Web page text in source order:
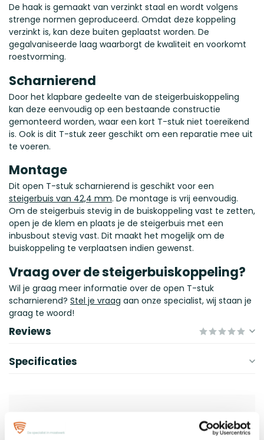
De haak is gemaakt van verzinkt staal en wordt volgens
strenge normen geproduceerd. Omdat deze koppeling
verzinkt is, kan deze buiten geplaatst worden. De
gegalvaniseerde laag waarborgt de kwaliteit en voorkomt
roestvorming.
Scharnierend
Door het klapbare gedeelte van de steigerbuiskoppeling
kan deze eenvoudig op een bestaande constructie
gemonteerd worden, waar een kort T-stuk niet toereikend
is. Ook is dit T-stuk zeer geschikt om een reparatie mee uit
te voeren.
Montage
Dit open T-stuk scharnierend is geschikt voor een
steigerbuis van 42,4 mm. De montage is vrij eenvoudig.
Om de steigerbuis stevig in de buiskoppeling vast te zetten,
open je de klem en plaats je de steigerbuis met een
inbusbout stevig vast. Dit maakt het mogelijk om de
buiskoppeling te verplaatsen indien gewenst.
Vraag over de steigerbuiskoppeling?
Wil je graag meer informatie over de open T-stuk
scharnierend? Stel je vraag aan onze specialist, wij staan je
graag te woord!
Reviews
Specificaties